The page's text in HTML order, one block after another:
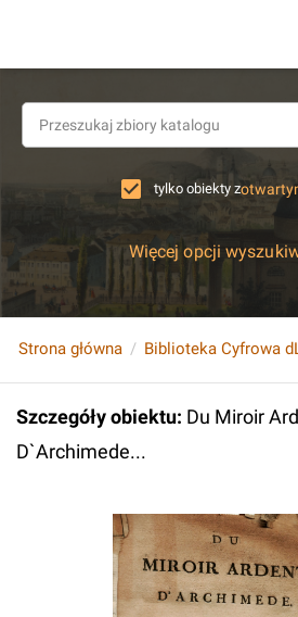
tylko obiekty z
Więcej opcji
Strona główna Biblioteka Cyfrowa
Szczegóły obiektu: Du Miroir
D`Archimede...